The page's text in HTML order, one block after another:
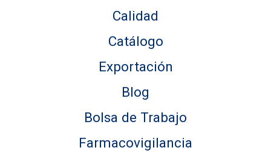
Calidad
Catálogo
Exportación
Blog
Bolsa de Trabajo
Farmacovigilancia